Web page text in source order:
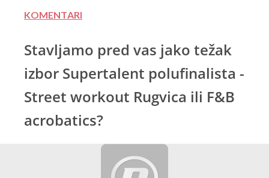
KOMENTARI
Stavljamo pred vas jako težak
izbor Supertalent polufinalista -
Street workout Rugvica ili F&B
acrobatics?